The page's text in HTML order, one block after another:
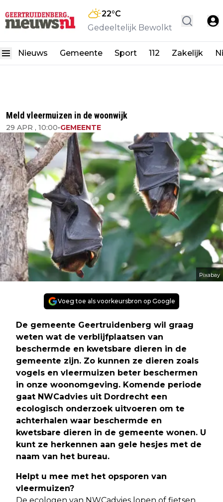
22°C
Gedeeltelijk Bewolkt
Nieuws Gemeente Sport 112 Zakelijk
Meld vleermuizen in de woonwijk
29 APR , 10:00•GEMEENTE
Pixabay
Voeg toe als voorkeursbron op Google
De gemeente Geertruidenberg wil graag
weten wat de verblijfplaatsen van
beschermde en kwetsbare dieren in de
gemeente zijn. Zo kunnen ze dieren zoals
vogels en vleermuizen beter beschermen
in onze woonomgeving. Komende periode
gaat NWCadvies uit Dordrecht een
ecologisch onderzoek uitvoeren om te
achterhalen waar beschermde en
kwetsbare dieren in de gemeente wonen. U
kunt ze herkennen aan gele hesjes met de
naam van het bureau.
Helpt u mee met het opsporen van
vleermuizen?
De ecologen van NWCadvies lopen of fietsen